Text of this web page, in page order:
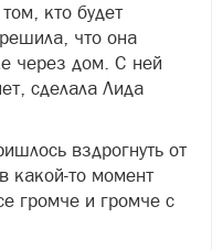
кто будет
что она
через дом. С ней
сделала Лида
вздрогнуть от
какой-то момент
громче и громче с